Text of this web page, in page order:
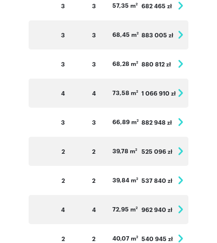
3 3 57,35 m2 682 465 zł
3 3 68,45 m2 883 005 zł
3 3 68,28 m2 880 812 zł
4 4 73,58 m2 1 066 910 zł
3 3 66,89 m2 882 948 zł
2 2 39,78 m2 525 096 zł
2 2 39,84 m2 537 840 zł
4 4 72,95 m2 962 940 zł
2 2 40,07 m2 540 945 zł